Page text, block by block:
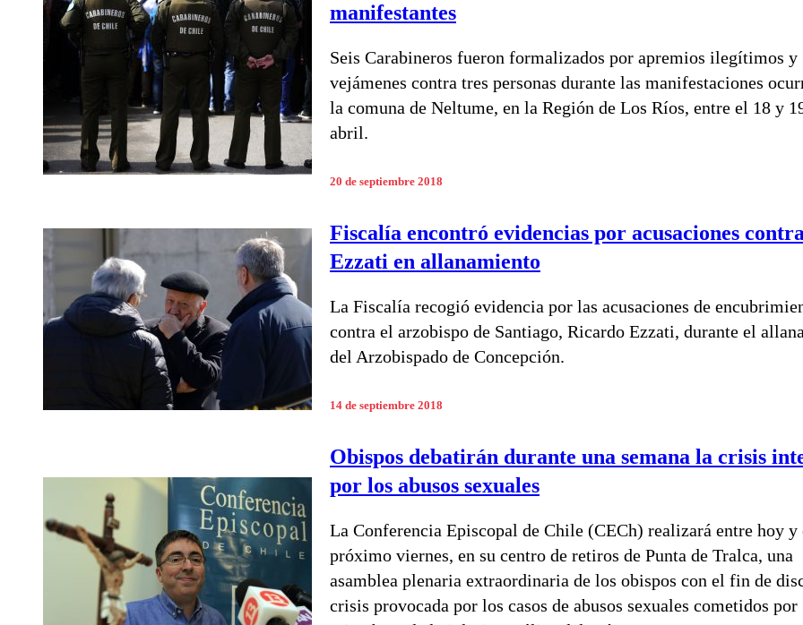
manifestantes
Seis Carabineros fueron formalizados por apremios ilegítimos y
vejámenes contra tres personas durante las manifestaciones
la comuna de Neltume, en la Región de Los Ríos, entre el 18 y
abril.
20 de septiembre 2018
Fiscalía encontró evidencias por acusaciones contra
Ezzati en allanamiento
La Fiscalía recogió evidencia por las acusaciones de
contra el arzobispo de Santiago, Ricardo Ezzati, durante el
del Arzobispado de Concepción.
14 de septiembre 2018
Obispos debatirán durante una semana la crisis
por los abusos sexuales
La Conferencia Episcopal de Chile (CECh) realizará entre hoy y
próximo viernes, en su centro de retiros de Punta de Tralca, una
asamblea plenaria extraordinaria de los obispos con el fin de
crisis provocada por los casos de abusos sexuales cometidos por